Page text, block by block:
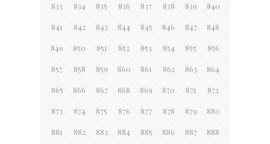
833 834 835 836 837 838 839 840
841 842 843 844 845 846 847 848
849 850 851 852 853 854 855 856
857 858 859 860 861 862 863 864
865 866 867 868 869 870 871 872
873 874 875 876 877 878 879 880
881 882 883 884 885 886 887 888